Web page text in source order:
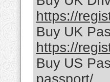
https://
Buy UK
https://
Buy US